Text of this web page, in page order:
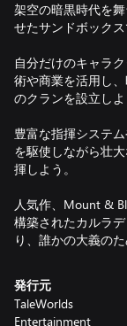
架空の暗黒時代を
せたサンドボック
自分だけのキャラ
術や商業を活用し
のクランを設立しよ
豊富な指揮システ
を駆使しながら壮
揮しよう。
人気作、Mount &
構築されたカルラ
り、誰かの大義の
発行元
TaleWorlds
Entertainment